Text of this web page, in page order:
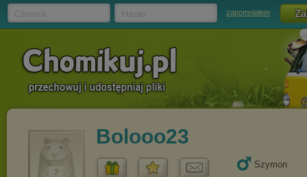
zapomniałem
Bolooo23
Szymon